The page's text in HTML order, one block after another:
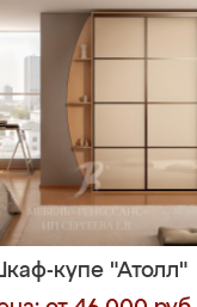
купе "Атолл"